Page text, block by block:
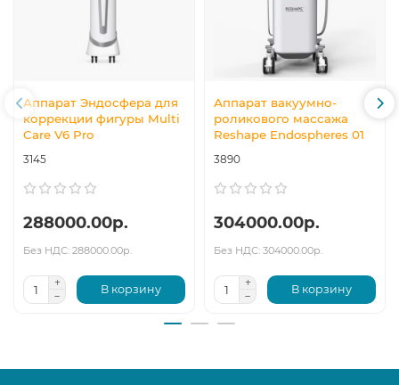
Аппарат Эндосфера для
коррекции фигуры Multi
Care V6 Pro
3145
288000.00р.
Без НДС: 288000.00р.
В корзину
Аппарат вакуумно-
роликового массажа
Reshape Endospheres 01
3890
304000.00р.
Без НДС: 304000.00р.
В корзину